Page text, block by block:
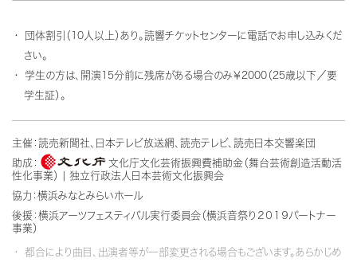
団体割引（10人以上）あり。読響チケットセンターに電話でお申し込みくだ
さい。
学生の方は、開演15分前に残席がある場合のみ￥2000（25歳以下／要
学生証）。
主催：読売新聞社、日本テレビ放送網、読売テレビ、読売日本交響楽団
助成：
文化庁文化芸術振興費補助金（舞台芸術創造活動活
性化事業） | 独立行政法人日本芸術文化振興会
協力：横浜みなとみらいホール
後援：横浜アーツフェスティバル実行委員会（横浜音祭り２０１９パートナー
事業）
都合により曲目、出演者等が一部変更される場合もございます。あらかじめ